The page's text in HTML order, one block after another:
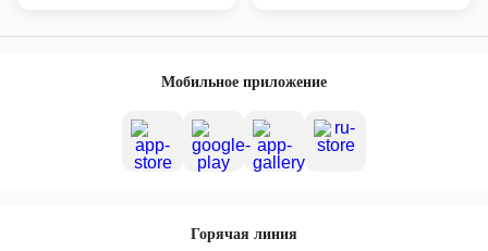
Мобильное приложение
Горячая линия